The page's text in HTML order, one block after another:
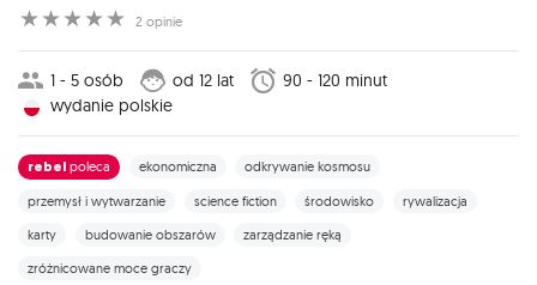
☆
☆
☆
☆
☆ 2 opinie
1 - 5 osób od 12 lat
90 - 120 minut
wydanie polskie
rebel poleca ekonomiczna odkrywanie kosmosu
przemysł i wytwarzanie science fiction środowisko
rywalizacja
karty
budowanie obszarów
zarządzanie ręką
zróżnicowane moce graczy